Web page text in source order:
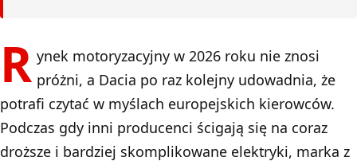
R ynek motoryzacyjny w 2026 roku nie znosi
próżni, a Dacia po raz kolejny udowadnia, że
potrafi czytać w myślach europejskich kierowców.
Podczas gdy inni producenci ścigają się na coraz
droższe i bardziej skomplikowane elektryki, marka z